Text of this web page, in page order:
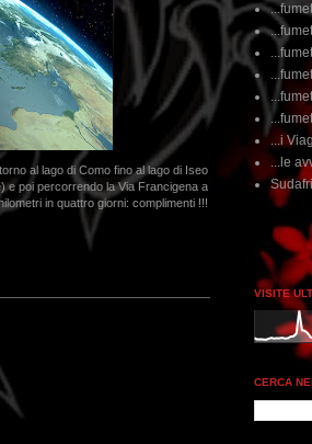
al lago di Como fino al lago di Iseo
e poi percorrendo la Via Francigena a
in quattro giorni: complimenti !!!
...i
...le
...dai non
VISITE
CERCA